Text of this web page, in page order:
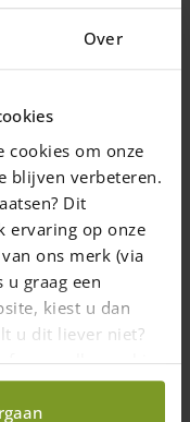
Over
cookies om onze
blijven verbeteren.
Dit
ervaring op onze
ons merk (via
graag een
kiest u dan
u dit liever niet?
aan welke cookies
dans un délai de 10
jours ouvrables
Penture